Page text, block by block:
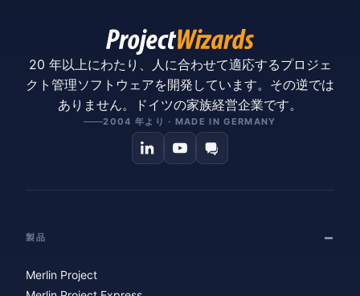
20 年以上にわたり、人に合わせて適応するプロジェ
クト管理ソフトウェアを開発しています。その逆では
ありません。ドイツの家族経営企業です。
2004 年より · MADE IN GERMANY
製品
Merlin Project